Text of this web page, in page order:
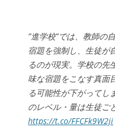
”進学校”では、教師の
宿題を強制し、生徒が
るのが現実。学校の先
味な宿題をこなす真面
る可能性が下がってし
のレベル・量は生徒ご
https://t.co/FFCFk9W2ji